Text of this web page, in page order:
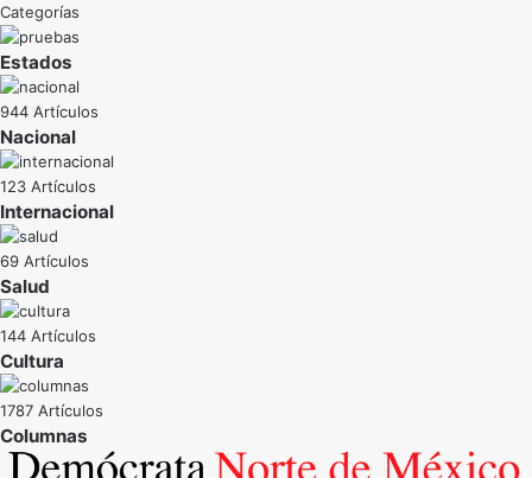
Categorías
Estados
944 Artículos
Nacional
123 Artículos
Internacional
69 Artículos
Salud
144 Artículos
Cultura
1787 Artículos